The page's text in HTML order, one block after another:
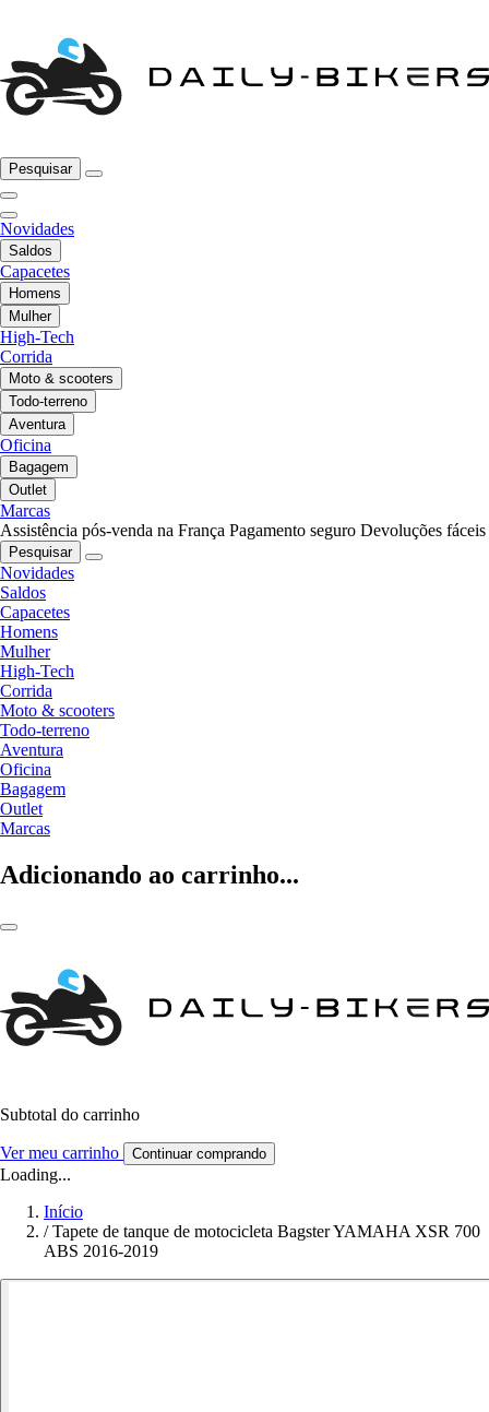
Pesquisar
Novidades
Saldos
Capacetes
Homens
Mulher
High-Tech
Corrida
Moto & scooters
Todo-terreno
Aventura
Oficina
Bagagem
Outlet
Marcas
Assistência pós-venda na França Pagamento seguro Devoluções fáceis
Pesquisar
Novidades
Saldos
Capacetes
Homens
Mulher
High-Tech
Corrida
Moto & scooters
Todo-terreno
Aventura
Oficina
Bagagem
Outlet
Marcas
Adicionando ao carrinho...
Subtotal do carrinho
Ver meu carrinho Continuar comprando
Loading...
Início
/ Tapete de tanque de motocicleta Bagster YAMAHA XSR 700
ABS 2016-2019